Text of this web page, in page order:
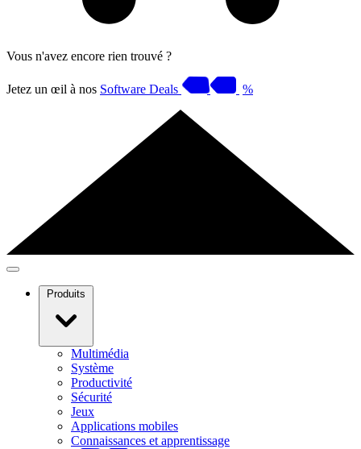
Vous n'avez encore rien trouvé ?
Jetez un œil à nos Software Deals %
Produits
Multimédia
Système
Productivité
Sécurité
Jeux
Applications mobiles
Connaissances et apprentissage